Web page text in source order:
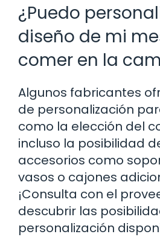
¿Puedo
diseño de mi
comer en la
Algunos fabricantes
de personalización
como la elección del
incluso la posibilidad
accesorios como
vasos o cajones
¡Consulta con el
descubrir las
personalización